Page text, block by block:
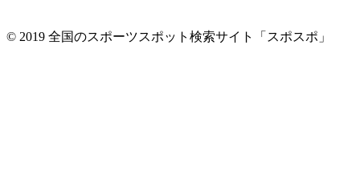
© 2019 全国のスポーツスポット検索サイト「スポスポ」